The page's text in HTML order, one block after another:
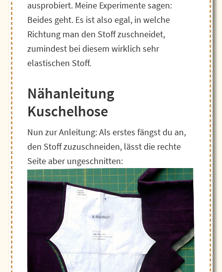
ausprobiert. Meine Experimente sagen:
Beides geht. Es ist also egal, in welche
Richtung man den Stoff zuschneidet,
zumindest bei diesem wirklich sehr
elastischen Stoff.
Nähanleitung
Kuschelhose
Nun zur Anleitung: Als erstes fängst du an,
den Stoff zuzuschneiden, lässt die rechte
Seite aber ungeschnitten: